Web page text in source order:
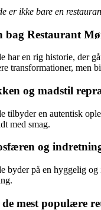
er ikke bare en
bag Restaurant
har en rig historie, der
transformationer, men
og madstil
tilbyder en autentisk
med smag.
og
byder på en hyggelig
mest populære